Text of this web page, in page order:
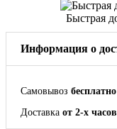
Быстрая
Информация о
Самовывоз бесплатно
Доставка от 2-х часов